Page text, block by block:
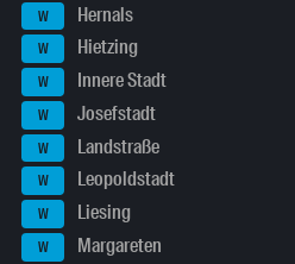
W Hernals
W Hietzing
W Innere Stadt
W Josefstadt
W Landstraße
W Leopoldstadt
W Liesing
W Margareten